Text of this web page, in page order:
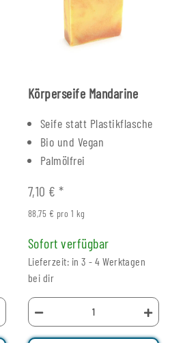
Körperseife Mandarine
Seife statt Plastikflasche
Bio und Vegan
Palmölfrei
7,10 €*
88,75 € pro 1 kg
Sofort verfügbar
Lieferzeit: in 3 - 4 Werktagen
bei dir